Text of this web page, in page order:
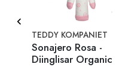
TEDDY KOMPANIET
Sonajero Rosa -
Diinglisar Organic